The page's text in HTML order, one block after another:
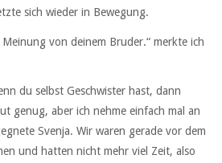
sich wieder in Bewegung.
von deinem Bruder.“ merkte ich
du selbst Geschwister hast, dann
genug, aber ich nehme einfach mal an
Svenja. Wir waren gerade vor dem
und hatten nicht mehr viel Zeit, also